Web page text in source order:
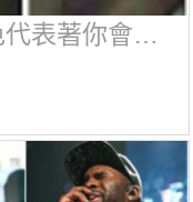
代表著你會…